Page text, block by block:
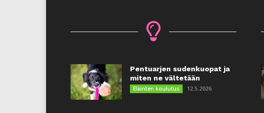
Pentuarjen sudenkuopat ja
miten ne vältetään
Eläinten koulutus 12.5.2026